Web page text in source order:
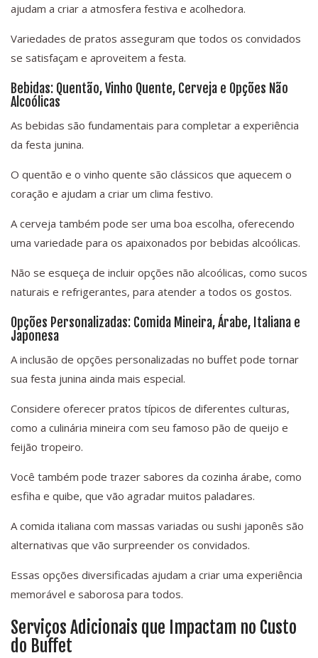
ajudam a criar a atmosfera festiva e acolhedora.
Variedades de pratos asseguram que todos os convidados
se satisfaçam e aproveitem a festa.
Bebidas: Quentão, Vinho Quente, Cerveja e Opções Não
Alcoólicas
As bebidas são fundamentais para completar a experiência
da festa junina.
O quentão e o vinho quente são clássicos que aquecem o
coração e ajudam a criar um clima festivo.
A cerveja também pode ser uma boa escolha, oferecendo
uma variedade para os apaixonados por bebidas alcoólicas.
Não se esqueça de incluir opções não alcoólicas, como sucos
naturais e refrigerantes, para atender a todos os gostos.
Opções Personalizadas: Comida Mineira, Árabe, Italiana e
Japonesa
A inclusão de opções personalizadas no buffet pode tornar
sua festa junina ainda mais especial.
Considere oferecer pratos típicos de diferentes culturas,
como a culinária mineira com seu famoso pão de queijo e
feijão tropeiro.
Você também pode trazer sabores da cozinha árabe, como
esfiha e quibe, que vão agradar muitos paladares.
A comida italiana com massas variadas ou sushi japonês são
alternativas que vão surpreender os convidados.
Essas opções diversificadas ajudam a criar uma experiência
memorável e saborosa para todos.
Serviços Adicionais que Impactam no Custo
do Buffet